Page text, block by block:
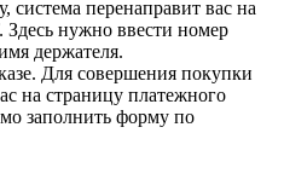
система перенаправит вас на
Здесь нужно ввести номер
держателя.
Для совершения покупки
на страницу платежного
заполнить форму по